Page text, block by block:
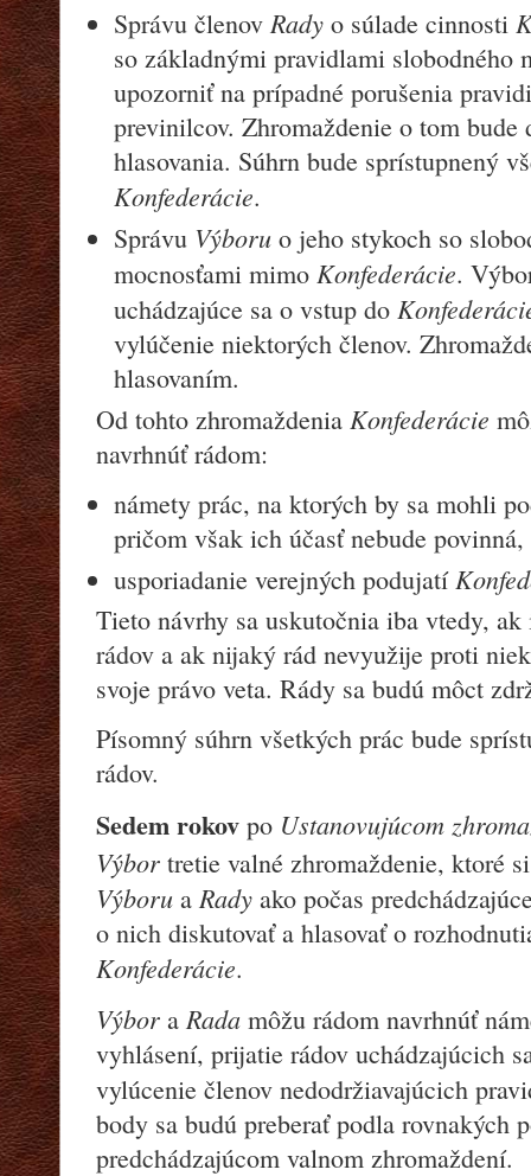
Správu členov Rady o súlade cinnosti
so základnými pravidlami slobodného
upozorniť na prípadné porušenia
previnilcov. Zhromaždenie o tom bude
hlasovania. Súhrn bude sprístupnený
Konfederácie.
Správu Výboru o jeho stykoch so
mocnosťami mimo Konfederácie.
uchádzajúce sa o vstup do
vylúčenie niektorých členov.
hlasovaním.
Od tohto zhromaždenia Konfederácie
navrhnúť rádom:
námety prác, na ktorých by sa mohli
pričom však ich účasť nebude povinná,
usporiadanie verejných podujatí
Tieto návrhy sa uskutočnia iba vtedy,
rádov a ak nijaký rád nevyužije proti
svoje právo veta. Rády sa budú môct
Písomný súhrn všetkých prác bude
rádov.
Sedem rokov po Ustanovujúcom
Výbor tretie valné zhromaždenie, ktoré
Výboru a Rady ako počas
o nich diskutovať a hlasovať o
Konfederácie.
Výbor a Rada môžu rádom navrhnúť
vyhlásení, prijatie rádov uchádzajúcich
vylúcenie členov nedodržiavajúcich
body sa budú preberať podla rovnakých
predchádzajúcom valnom zhromaždení.